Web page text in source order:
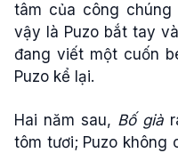
tâm của công
vậy là Puzo bắt tay
đang viết một cuốn
Puzo kể lại.
Hai năm sau, Bố già
tôm tươi; Puzo không